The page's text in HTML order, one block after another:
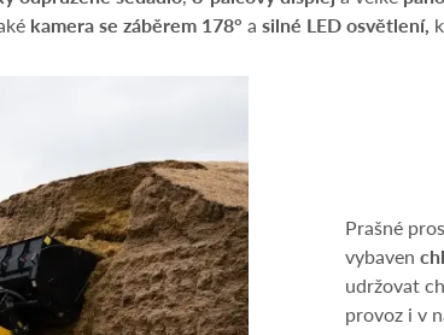
kamera se záběrem 178° a silné LED osvětlení,
Prašné
vybaven
udržovat
provoz i v